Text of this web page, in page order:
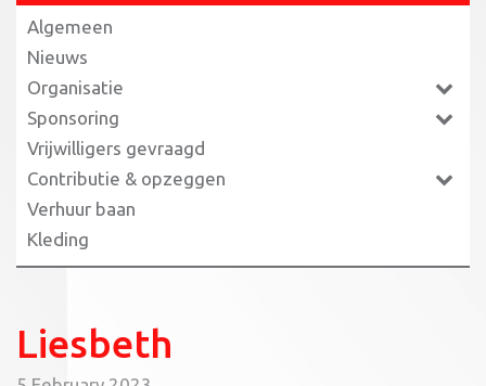
Algemeen
Nieuws
Organisatie
Sponsoring
Vrijwilligers gevraagd
Contributie & opzeggen
Verhuur baan
Kleding
Liesbeth